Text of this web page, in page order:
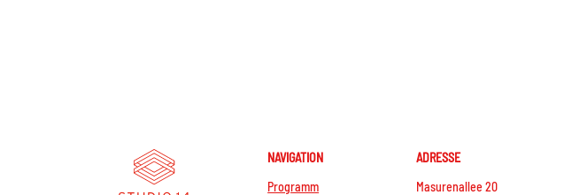
NAVIGATION
Programm
ADRESSE
Masurenallee 20